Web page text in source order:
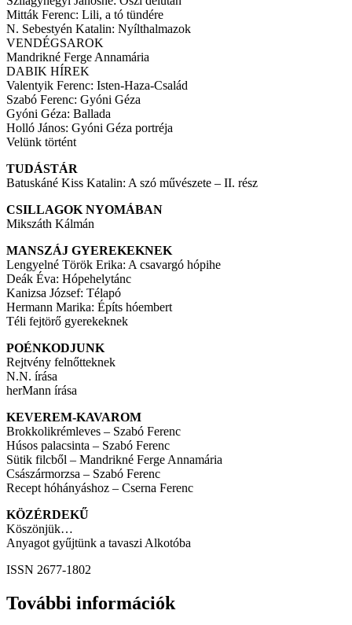
Mitták Ferenc: Lili, a tó tündére
N. Sebestyén Katalin: Nyílthalmazok
VENDÉGSAROK
Mandrikné Ferge Annamária
DABIK HÍREK
Valentyik Ferenc: Isten-Haza-Család
Szabó Ferenc: Gyóni Géza
Gyóni Géza: Ballada
Holló János: Gyóni Géza portréja
Velünk történt
TUDÁSTÁR
Batuskáné Kiss Katalin: A szó művészete – II. rész
CSILLAGOK NYOMÁBAN
Mikszáth Kálmán
MANSZÁJ GYEREKEKNEK
Lengyelné Török Erika: A csavargó hópihe
Deák Éva: Hópehelytánc
Kanizsa József: Télapó
Hermann Marika: Építs hóembert
Téli fejtörő gyerekeknek
POÉNKODJUNK
Rejtvény felnőtteknek
N.N. írása
herMann írása
KEVEREM-KAVAROM
Brokkolikrémleves – Szabó Ferenc
Húsos palacsinta – Szabó Ferenc
Sütik filcből – Mandrikné Ferge Annamária
Császármorzsa – Szabó Ferenc
Recept hóhányáshoz – Cserna Ferenc
KÖZÉRDEKŰ
Köszönjük…
Anyagot gyűjtünk a tavaszi Alkotóba
ISSN 2677-1802
További információk